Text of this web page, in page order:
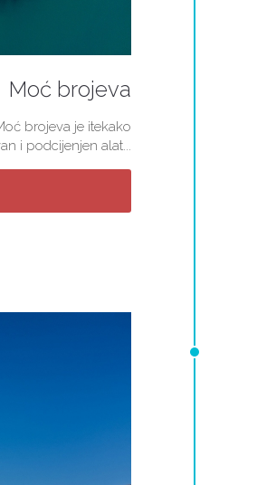
Moć brojeva
brojeva je itekako
i podcijenjen alat...